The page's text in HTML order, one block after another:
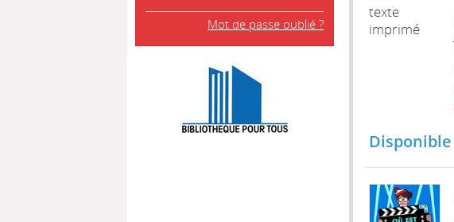
texte
imprimé
Disponible
Mot de passe oublié ?